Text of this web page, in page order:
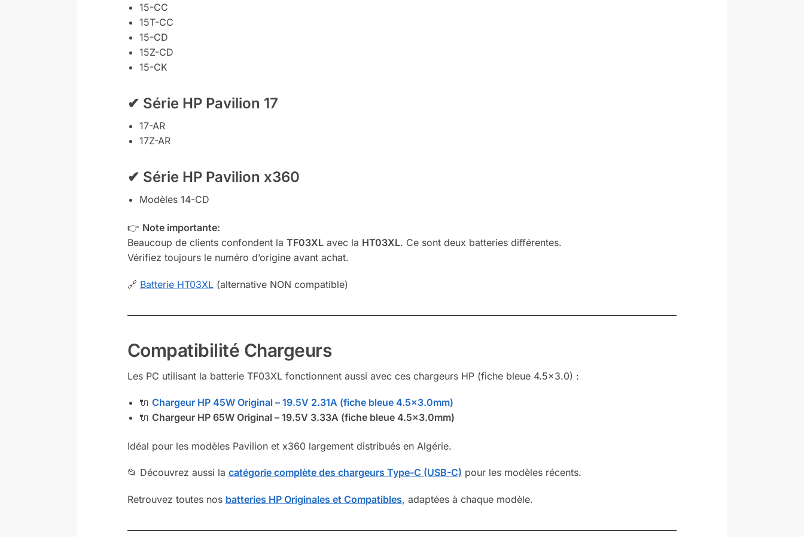
15-CC
15T-CC
15-CD
15Z-CD
15-CK
✔ Série HP Pavilion 17
17-AR
17Z-AR
✔ Série HP Pavilion x360
Modèles 14-CD
👉 Note importante:
Beaucoup de clients confondent la TF03XLavec la HT03XL. Ce sont deux batteries différentes.
Vérifiez toujours le numéro d’origine avant achat.
🔗 Batterie HT03XL (alternative NON compatible)
Compatibilité Chargeurs
Les PC utilisant la batterie TF03XL fonctionnent aussi avec ces chargeurs HP (fiche bleue 4.5×3.0) :
🔌 Chargeur HP 45W Original – 19.5V 2.31A (fiche bleue 4.5×3.0mm)
🔌 Chargeur HP 65W Original – 19.5V 3.33A (fiche bleue 4.5×3.0mm)
Idéal pour les modèles Pavilion et x360 largement distribués en Algérie.
📂 Découvrez aussi la catégorie complète des chargeurs Type-C (USB-C) pour les modèles récents.
Retrouvez toutes nos batteries HP Originales et Compatibles, adaptées à chaque modèle.